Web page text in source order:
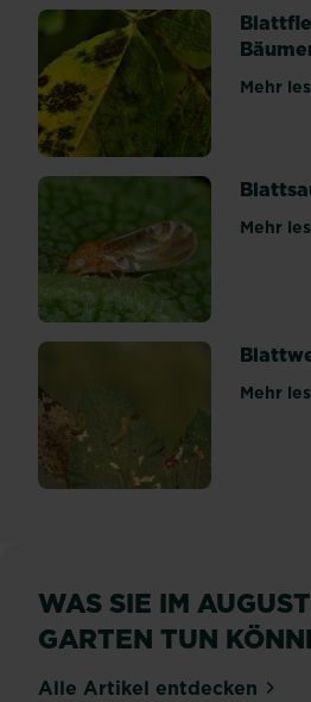
Mehr
Mehr
Mehr
WAS SIE IM
GARTEN TUN
Alle Artikel entdecken